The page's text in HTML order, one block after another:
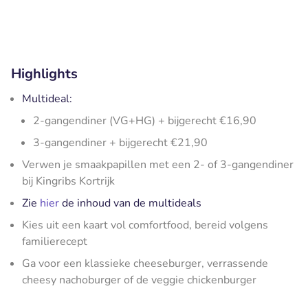
Highlights
Multideal:
2-gangendiner (VG+HG) + bijgerecht €16,90
3-gangendiner + bijgerecht €21,90
Verwen je smaakpapillen met een 2- of 3-gangendiner
bij Kingribs Kortrijk
Zie hierde inhoud van de multideals
Kies uit een kaart vol comfortfood, bereid volgens
familierecept
Ga voor een klassieke cheeseburger, verrassende
cheesy nachoburger of de veggie chickenburger